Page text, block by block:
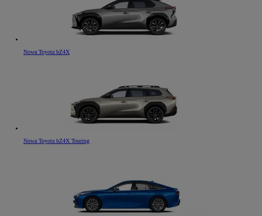
Nowa Toyota bZ4X
Nowa Toyota bZ4X Touring